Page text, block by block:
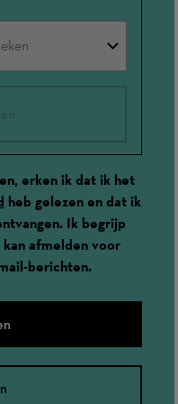
erken ik dat ik het
heb gelezen en dat ik
Ik begrijp
afmelden voor
berichten.